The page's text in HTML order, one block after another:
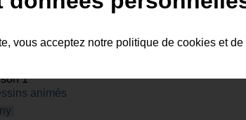
1
animés
vous acceptez notre politique de cookies et